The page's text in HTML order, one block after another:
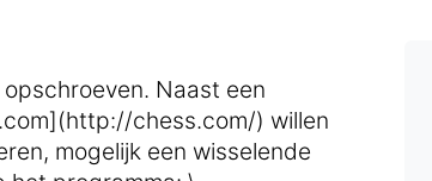
Naast een
chess.com/) willen
mogelijk een wisselende